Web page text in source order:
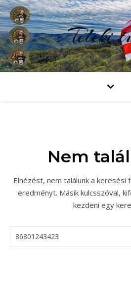
Teleki
Nem
Elnézést, nem találunk a
eredményt. Másik kulcsszóval,
kezdeni egy